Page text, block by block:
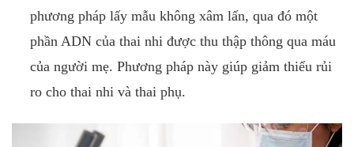
phương pháp lấy mẫu không xâm lấn, qua đó một
phần ADN của thai nhi được thu thập thông qua máu
của người mẹ. Phương pháp này giúp giảm thiểu rủi
ro cho thai nhi và thai phụ.